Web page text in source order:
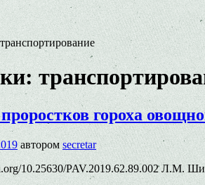
транспортирование
гороха
автором secretar
10.25630/PAV.2019.62.89.002